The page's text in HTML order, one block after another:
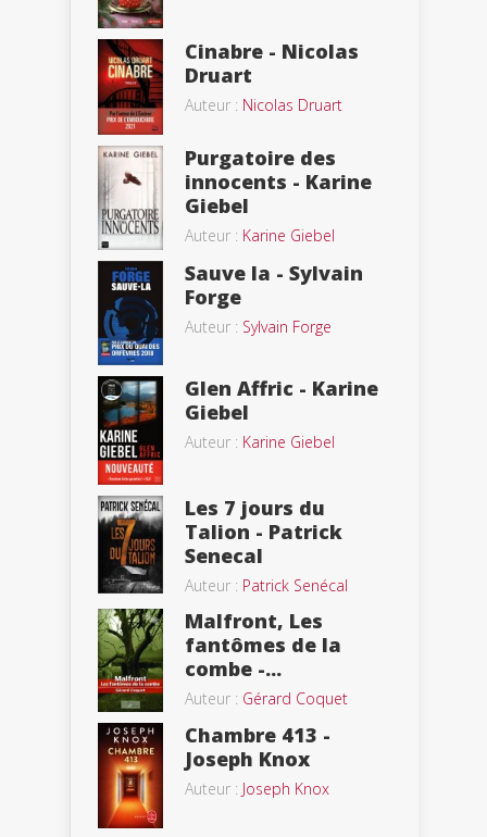
Cinabre - Nicolas
Druart
Auteur : Nicolas Druart
Purgatoire des
innocents - Karine
Giebel
Auteur : Karine Giebel
Sauve la - Sylvain
Forge
Auteur : Sylvain Forge
Glen Affric - Karine
Giebel
Auteur : Karine Giebel
Les 7 jours du
Talion - Patrick
Senecal
Auteur : Patrick Senécal
Malfront, Les
fantômes de la
combe -...
Auteur : Gérard Coquet
Chambre 413 -
Joseph Knox
Auteur : Joseph Knox